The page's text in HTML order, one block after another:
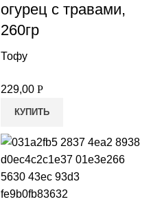
огурец с травами,
260гр
Тофу
229,00 Р
КУПИТЬ